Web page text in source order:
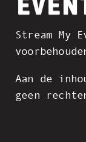
Stream My
Aan de
geen